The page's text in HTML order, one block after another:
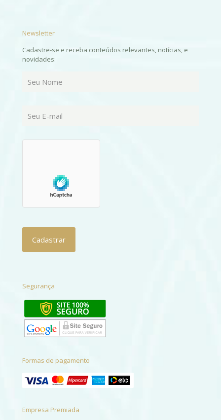
Newsletter
Cadastre-se e receba conteúdos relevantes, notícias, e
novidades:
Segurança
Formas de pagamento
Empresa Premiada